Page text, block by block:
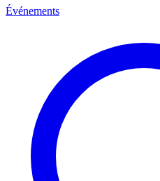
Événements